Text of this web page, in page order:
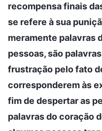
recompensa finais
se refere à sua
meramente palavras
pessoas, são
frustração pelo fato
corresponderem às
fim de despertar as
palavras do coração